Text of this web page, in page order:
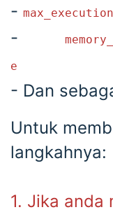
-
-
e
- Dan
Untuk
langkahnya:
1. Jika anda